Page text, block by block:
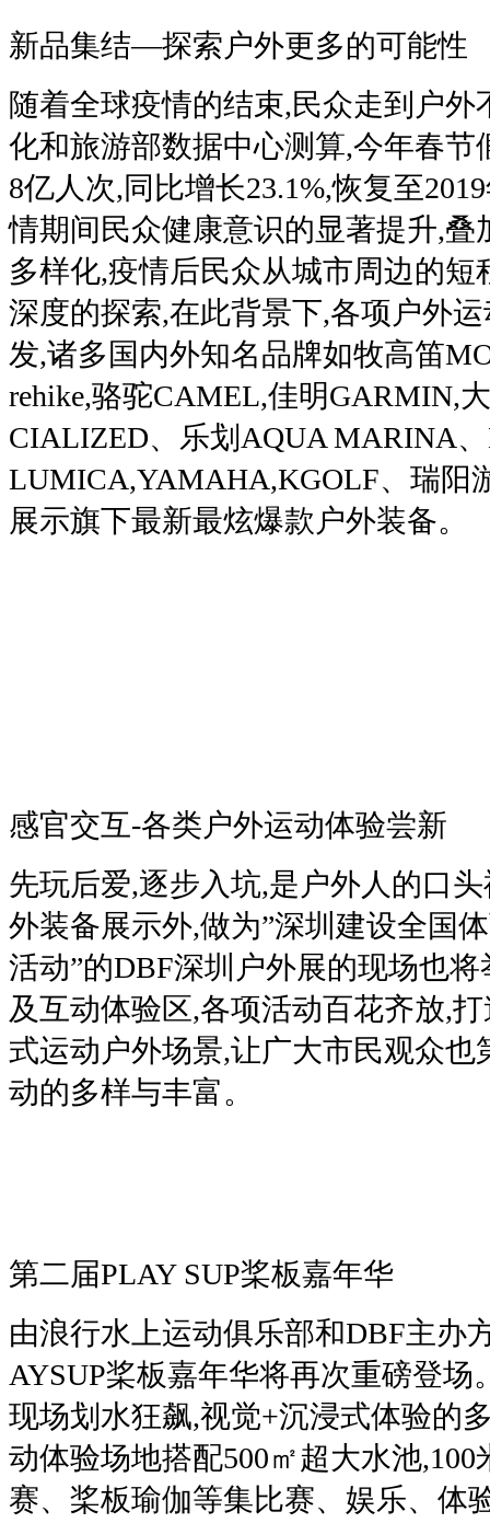
新品集结—探索户外更多的可能性
随着全球疫情的结束,民众走到户
化和旅游部数据中心测算,今年春节
8亿人次,同比增长23.1%,恢复至
情期间民众健康意识的显著提升,叠
多样化,疫情后民众从城市周边的
深度的探索,在此背景下,各项户外
发,诸多国内外知名品牌如牧高笛
rehike,骆驼CAMEL,佳明GARMIN,
CIALIZED、乐划AQUA MARINA
LUMICA,YAMAHA,KGOLF、瑞阳
展示旗下最新最炫爆款户外装备。
感官交互-各类户外运动体验尝新
先玩后爱,逐步入坑,是户外人的口
外装备展示外,做为”深圳建设全国
活动”的DBF深圳户外展的现场也
及互动体验区,各项活动百花齐放,
式运动户外场景,让广大市民观众也
动的多样与丰富。
第二届PLAY SUP桨板嘉年华
由浪行水上运动俱乐部和DBF主办
AYSUP桨板嘉年华将再次重磅登场
现场划水狂飙,视觉+沉浸式体验的
动体验场地搭配500㎡超大水池
赛、桨板瑜伽等集比赛、娱乐、体